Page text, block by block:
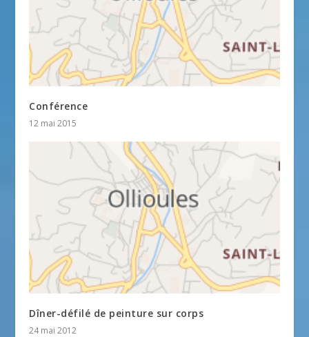
Conférence
12 mai 2015
Dîner-défilé de peinture sur corps
24 mai 2012